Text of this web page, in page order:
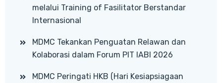
melalui Training of Fasilitator Berstandar
Internasional
MDMC Tekankan Penguatan Relawan dan
Kolaborasi dalam Forum PIT IABI 2026
MDMC Peringati HKB (Hari Kesiapsiagaan